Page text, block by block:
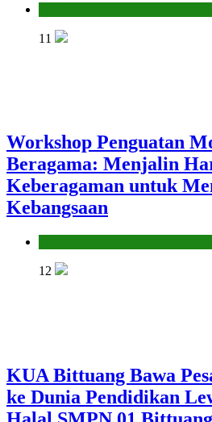
11
Workshop Penguatan
Beragama: Menjalin
Keberagaman untuk
Kebangsaan
12
KUA Bittuang Bawa
ke Dunia Pendidikan